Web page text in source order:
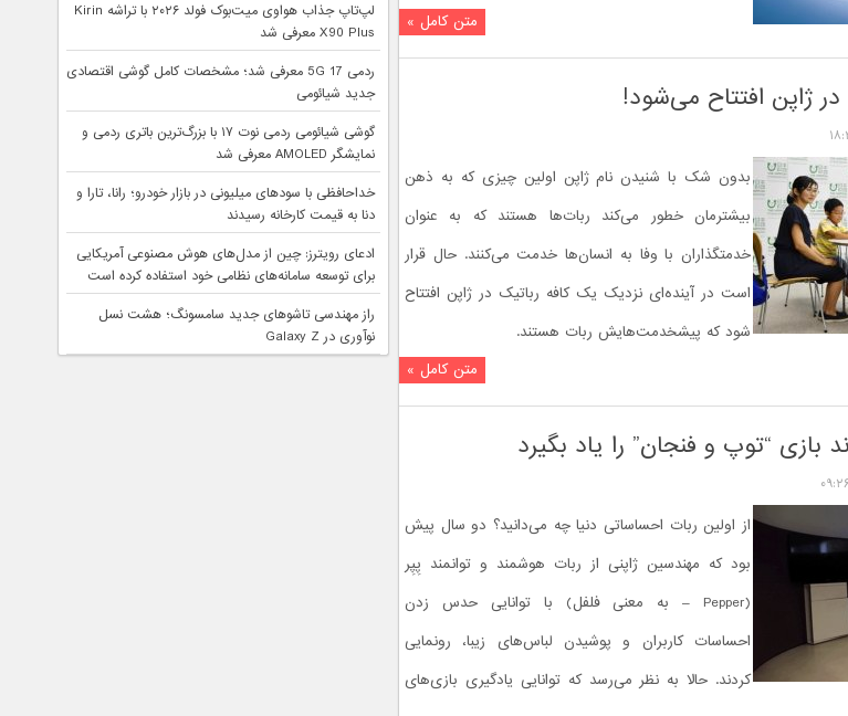
متن کامل »
ژاپن افتتاح می‌شود!
بدون شک با شنیدن نام ژاپن اولین چیزی که به ذهن
بیشترمان خطور می‌کند ربات‌ها هستند که به عنوان
خدمتگذاران با وفا به انسان‌ها خدمت می‌کنند. حال قرار
است در آینده‌ای نزدیک یک کافه رباتیک در ژاپن افتتاح
شود که پیشخدمت‌هایش ربات هستند.
متن کامل »
از اولین ربات احساساتی دنیا چه می‌دانید؟ دو سال پیش
بود که مهندسین ژاپنی از ربات هوشمند و توانمند پِپِر
(Pepper – به معنی فلفل) با توانایی حدس زدن
احساسات کاربران و پوشیدن لباس‌های زیبا، رونمایی
کردند. حالا به نظر می‌رسد که توانایی یادگیری بازی‌های
لپ‌تاپ جذاب هواوی میت‌بوک فولد ۲۰۲۶ با تراشه Kirin
X90 Plus معرفی شد
ردمی 17 5G معرفی شد؛ مشخصات کامل گوشی اقتصادی
جدید شیائومی
گوشی شیائومی ردمی نوت ۱۷ با بزرگ‌ترین باتری ردمی و
نمایشگر AMOLED معرفی شد
خداحافظی با سودهای میلیونی در بازار خودرو؛ رانا، تارا و
دنا به قیمت کارخانه رسیدند
ادعای رویترز: چین از مدل‌های هوش مصنوعی آمریکایی
برای توسعه سامانه‌های نظامی خود استفاده کرده است
راز مهندسی تاشوهای جدید سامسونگ؛ هشت نسل
نوآوری در Galaxy Z